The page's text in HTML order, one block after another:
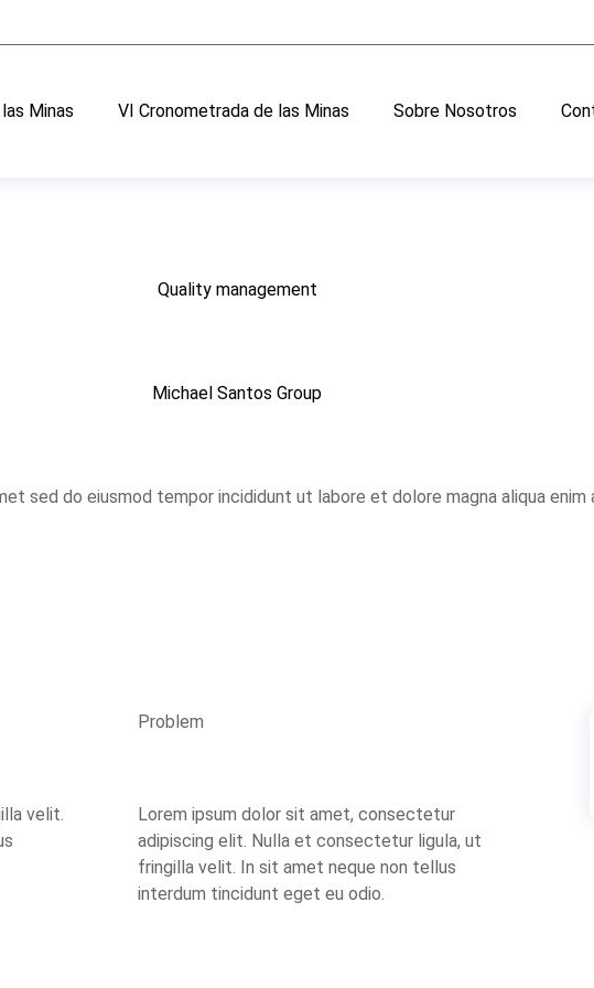
Minas VI Cronometrada de las Minas Sobre Nosotros
Quality management
Michael Santos Group
sed do eiusmod tempor incididunt ut labore et dolore magna aliqua enim
velit.
Problem
Lorem ipsum dolor sit amet, consectetur
adipiscing elit. Nulla et consectetur ligula, ut
fringilla velit. In sit amet neque non tellus
interdum tincidunt eget eu odio.